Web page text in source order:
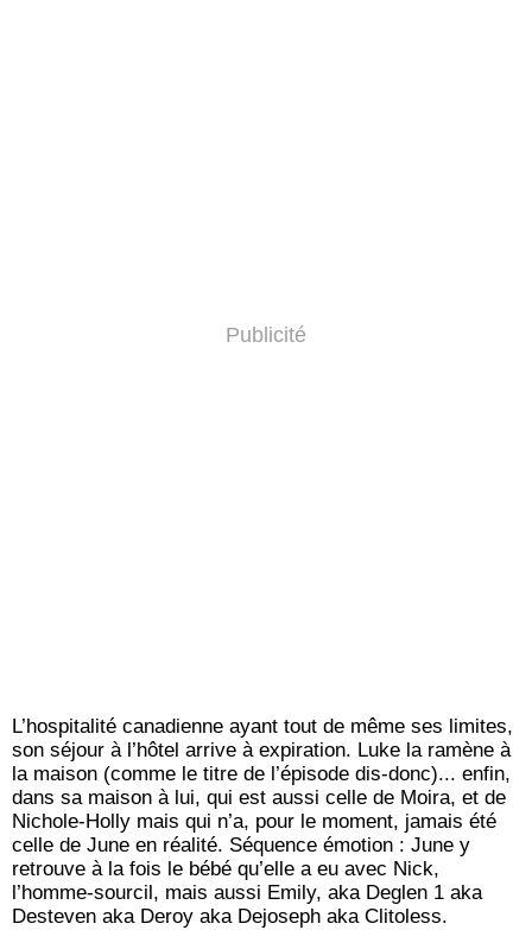
Publicité
L’hospitalité canadienne ayant tout de même ses limites,
son séjour à l’hôtel arrive à expiration. Luke la ramène à
la maison (comme le titre de l’épisode dis-donc)... enfin,
dans sa maison à lui, qui est aussi celle de Moira, et de
Nichole-Holly mais qui n’a, pour le moment, jamais été
celle de June en réalité. Séquence émotion : June y
retrouve à la fois le bébé qu’elle a eu avec Nick,
l’homme-sourcil, mais aussi Emily, aka Deglen 1 aka
Desteven aka Deroy aka Dejoseph aka Clitoless.